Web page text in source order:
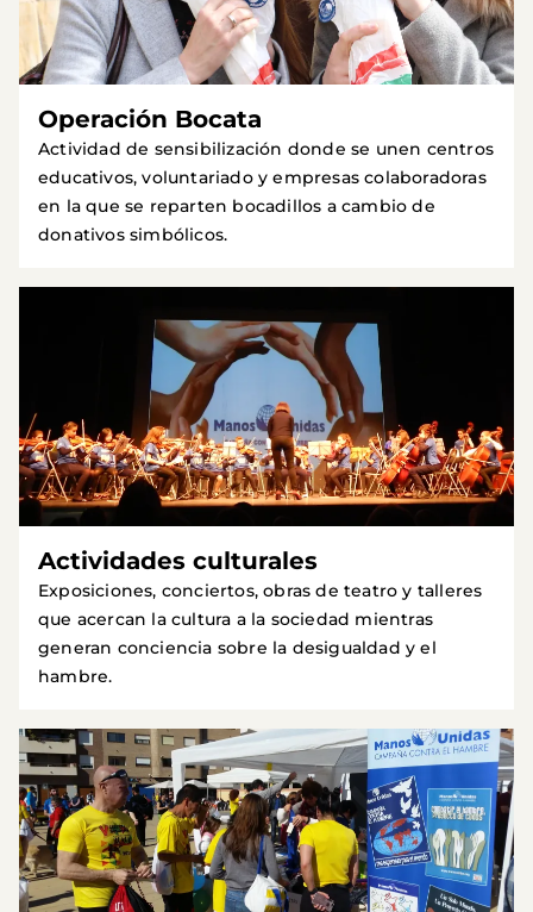
Operación Bocata
Actividad de sensibilización donde se unen centros
educativos, voluntariado y empresas colaboradoras
en la que se reparten bocadillos a cambio de
donativos simbólicos.
Actividades culturales
Exposiciones, conciertos, obras de teatro y talleres
que acercan la cultura a la sociedad mientras
generan conciencia sobre la desigualdad y el
hambre.